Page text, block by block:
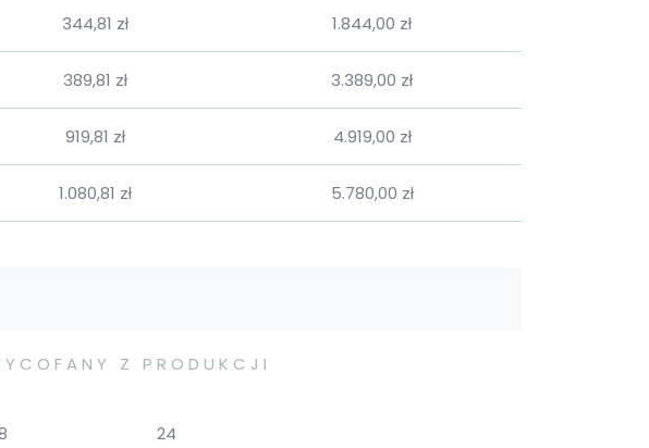
344,81 zł 1.844,00 zł
389,81 zł 3.389,00 zł
919,81 zł 4.919,00 zł
1.080,81 zł 5.780,00 zł
Z PRODUKCJI
24